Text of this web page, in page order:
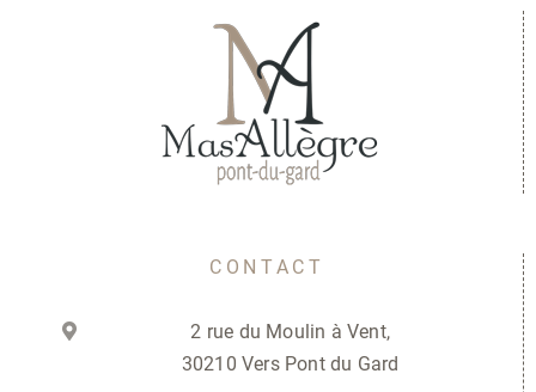
CONTACT
2 rue du Moulin à Vent,
30210 Vers Pont du Gard